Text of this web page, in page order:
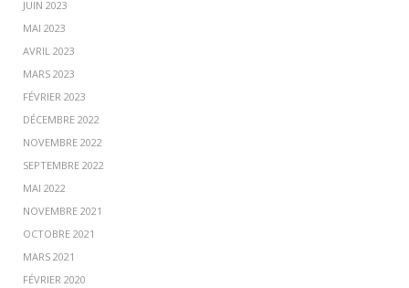
JUIN 2023
MAI 2023
AVRIL 2023
MARS 2023
FÉVRIER 2023
DÉCEMBRE 2022
NOVEMBRE 2022
SEPTEMBRE 2022
MAI 2022
NOVEMBRE 2021
OCTOBRE 2021
MARS 2021
FÉVRIER 2020